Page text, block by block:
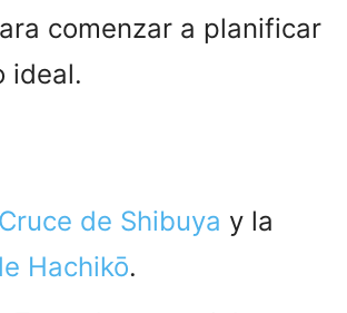
comenzar a planificar
ideal.
Cruce de Shibuya y la
Hachikō.